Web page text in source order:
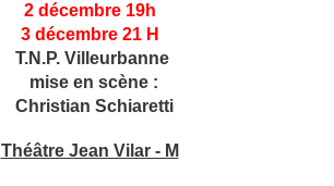
2 décembre 19h
3 décembre 21 H
T.N.P. Villeurbanne
mise en scène :
Christian Schiaretti
Théâtre Jean Vilar - M